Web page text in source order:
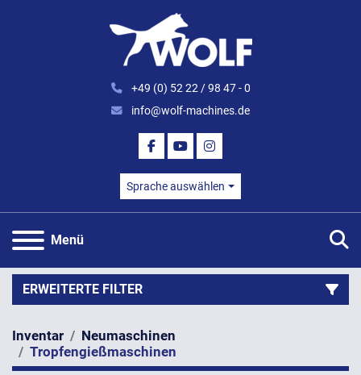
+49 (0) 52 22 / 98 47 - 0
info@wolf-machines.de
FACEBOOK
YOUTUBEINSTAGRAM
Sprache auswählen
Menü
ERWEITERTE FILTER
Kategorie
Inventar
Neumaschinen
Tropfengießmaschinen